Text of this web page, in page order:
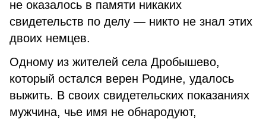
не оказалось в памяти никаких
свидетельств по делу — никто не знал этих
двоих немцев.
Одному из жителей села Дробышево,
который остался верен Родине, удалось
выжить. В своих свидетельских показаниях
мужчина, чье имя не обнародуют,